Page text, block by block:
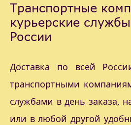
Транспортные
курьерские
России
Доставка по всей
транспортными
службами в день заказа,
или в любой другой